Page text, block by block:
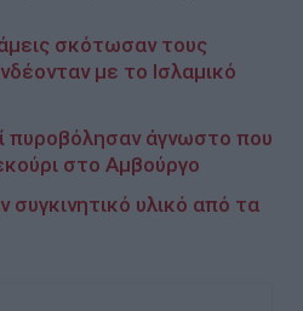
σκότωσαν τους
με το Ισλαμικό
πυροβόλησαν άγνωστο που
στο Αμβούργο
συγκινητικό υλικό από τα